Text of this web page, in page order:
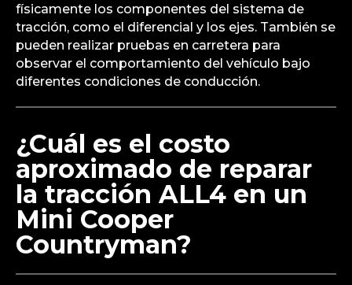
físicamente los componentes del sistema de
tracción, como el diferencial y los ejes. También se
pueden realizar pruebas en carretera para
observar el comportamiento del vehículo bajo
diferentes condiciones de conducción.
¿Cuál es el costo
aproximado de reparar
la tracción ALL4 en un
Mini Cooper
Countryman?